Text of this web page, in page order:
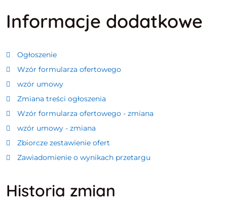
Informacje dodatkowe
Ogłoszenie
Wzór formularza ofertowego
wzór umowy
Zmiana treści ogłoszenia
Wzór formularza ofertowego - zmiana
wzór umowy - zmiana
Zbiorcze zestawienie ofert
Zawiadomienie o wynikach przetargu
Historia zmian